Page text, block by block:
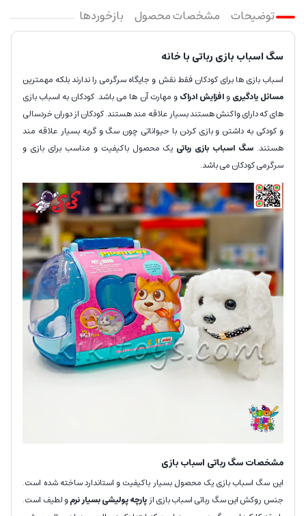
توضیحات مشخصات محصول بازخوردها
سگ اسباب بازی رباتی با خانه
اسباب بازی ها برای کودکان فقط نقش و جایگاه سرگرمی را ندارند بلکه مهمترین
مسائل یادگیریوافزایش ادراکو مهارت آن ها می باشد. کودکان به اسباب بازی
های که دارای واکنش هستند بسیار علاقه مند هستند. کودکان از دوران خردسالی
و کودکی به داشتن و بازی کردن با حیواناتی چون سگ و گربه بسیار علاقه مند
هستند.سگ اسباب بازی رباتی یک محصول باکیفیت و مناسب برای بازی و
سرگرمی کودکان می باشد.
مشخصات سگ رباتی اسباب بازی
این سگ اسباب بازی یک محصول بسیار باکیفیت و استاندارد ساخته شده است.
جنس روکش این سگ رباتی اسباب بازی ازپارچه پولیشی بسیار نرمو لطیف است.